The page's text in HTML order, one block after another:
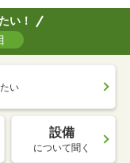
い！
い
設備
について聞く